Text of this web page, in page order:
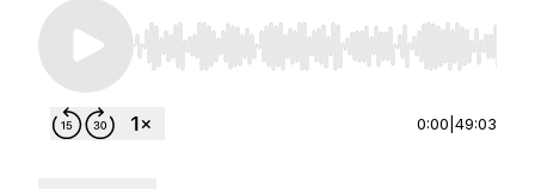
Use Left/Right to seek, Home/End to jump to
0:00 49:03